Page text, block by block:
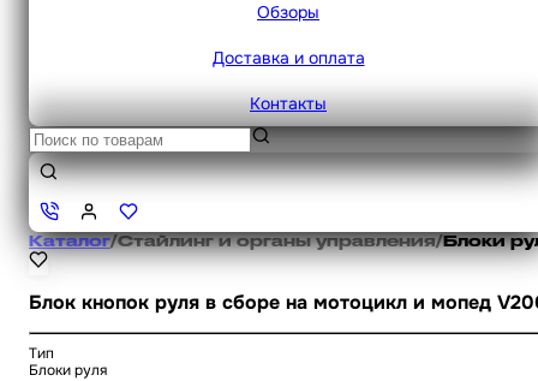
Обзоры
Доставка и оплата
Контакты
Каталог/Стайлинг и органы управления/Блоки
Блок кнопок руля в сборе на мотоцикл и мопед
Тип
Блоки руля